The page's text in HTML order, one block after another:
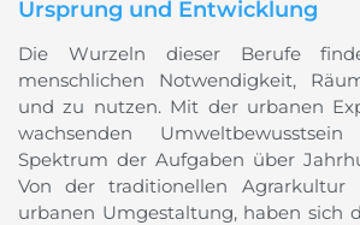
Ursprung und Entwicklung
Die Wurzeln dieser Berufe
menschlichen Notwendigkeit,
und zu nutzen. Mit der urbanen
wachsenden
Spektrum der Aufgaben über
Von der traditionellen Agrarkultur
urbanen Umgestaltung, haben sich